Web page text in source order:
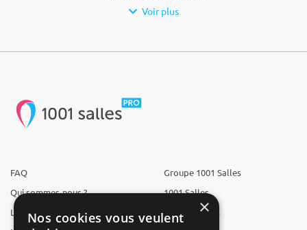
Voir plus
FAQ
Qui sommes-nous ?
L'équipe
Groupe 1001 Salles
1001 Salles
1001 Traiteurs
×
Nos cookies vous veulent